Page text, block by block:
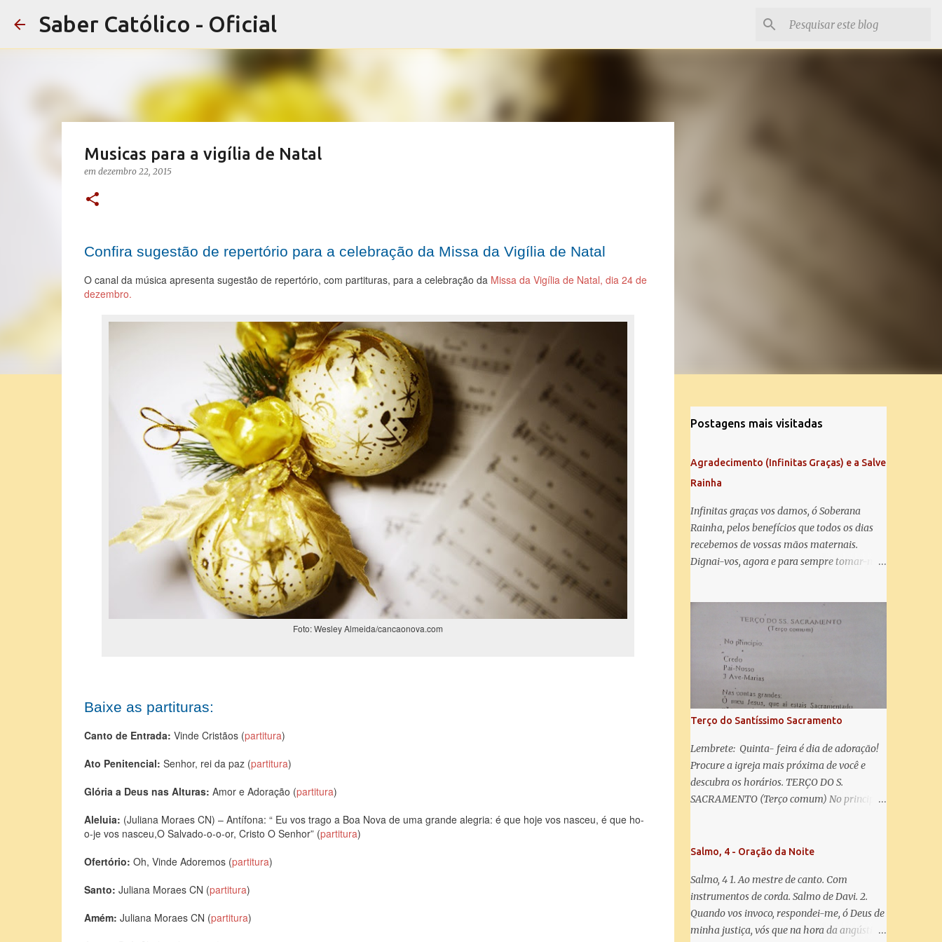
Saber Católico - Oficial
Musicas para a vigília de Natal
em dezembro 22, 2015
Confira sugestão de repertório para a celebração da Missa da Vigília de Natal
O canal da música apresenta sugestão de repertório, com partituras, para a celebração da Missa da Vigília de Natal, dia 24 de
dezembro.
Foto: Wesley Almeida/cancaonova.com
Baixe as partituras:
Canto de Entrada: Vinde Cristãos (partitura)
Ato Penitencial: Senhor, rei da paz (partitura)
Glória a Deus nas Alturas: Amor e Adoração (partitura)
Aleluia: (Juliana Moraes CN) – Antífona: “ Eu vos trago a Boa Nova de uma grande alegria: é que hoje vos nasceu, é que ho-
o-je vos nasceu,O Salvado-o-o-or, Cristo O Senhor” (partitura)
Ofertório: Oh, Vinde Adoremos (partitura)
Santo: Juliana Moraes CN (partitura)
Amém: Juliana Moraes CN (partitura)
Postagens mais visitadas
Agradecimento (Infinitas Graças) e a Salve
Rainha
Infinitas graças vos damos, ó Soberana
Rainha, pelos benefícios que todos os dias
recebemos de vossas mãos maternais.
Dignai-vos, agora e para sempre tomar-nos
Salve Rainha: Salve Rainha , Mãe de
misericórdia, vida, doçura, esperança nossa,
salve! A vós bradamos os degredados filhos
de Eva, a vós suspiramos, gemendo e
chorando neste vale de lágrimas. Eia, pois,
Advogada nossa, estes vossos olhos
misericordiosos a nós volvei, e depois deste
desterro, mostrai-nos Jesus. Bendito é o
fruto do vosso ventre, ó clemente, ó piedosa,
ó doce e sempre Virgem Maria. Rogai por
nós Santa Mãe de Deus. Para que sejamos
dignos das promessas de Cristo. Amém.
Terço do Santíssimo Sacramento
Lembrete: Quinta- feira é dia de adoração!
Procure a igreja mais próxima de você e
descubra os horários. TERÇO DO S.
SACRAMENTO (Terço comum) No principio:
Sacramentado, não permitais que eu viva
coração ao Vosso e o Vosso ao meu, e, nem
sem Vós morra eu! Nas contas pequenas:
Sacramento de Amor! Misericórdia Senhor!
Glória ao Pai: Cristo pão da vida e remédio
Salmo, 4 - Oração da Noite
Salmo, 4 1. Ao mestre de canto. Com
instrumentos de corda. Salmo de Davi. 2.
Quando vos invoco, respondei-me, ó Deus de
minha justiça, vós que na hora da angústia